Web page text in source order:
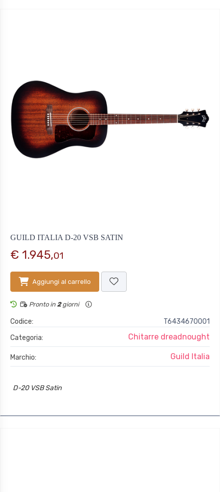
GUILD ITALIA D-20 VSB SATIN
€ 1.945,01
Aggiungi al carrello
Pronto in 2giorni
Codice:
T6434670001
Categoria:
Chitarre dreadnought
Marchio: Guild Italia
D-20 VSB Satin